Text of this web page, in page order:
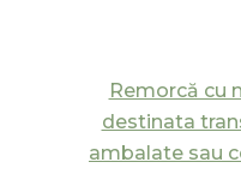
Remorcă cu
destinata
ambalate sau